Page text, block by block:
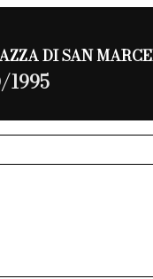
DI SAN
1995